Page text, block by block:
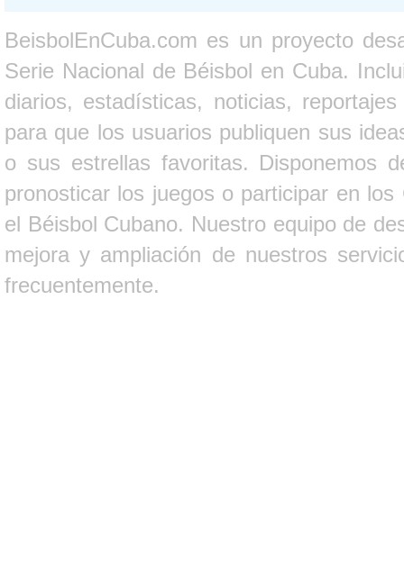
BeisbolEnCuba.com es un proyecto
Serie Nacional de Béisbol en Cuba.
diarios, estadísticas, noticias,
para que los usuarios publiquen sus
o sus estrellas favoritas. Disponemos
pronosticar los juegos o participar en
el Béisbol Cubano. Nuestro equipo de
mejora y ampliación de nuestros
frecuentemente.